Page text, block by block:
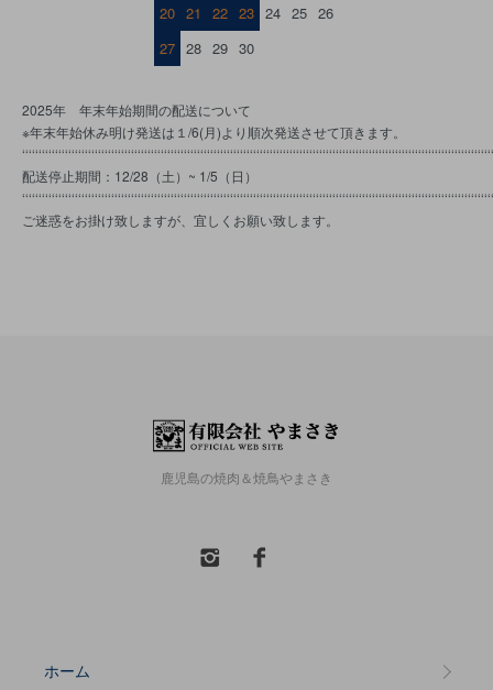
20 21 22 23 24 25 26
27 28 29 30
2025年 年末年始期間の配送について
※年末年始休み明け発送は１/6(月)より順次発送させて頂きます。
配送停止期間：12/28（土）~ 1/5（日）
ご迷惑をお掛け致しますが、宜しくお願い致します。
鹿児島の焼肉＆焼鳥やまさき
ホーム